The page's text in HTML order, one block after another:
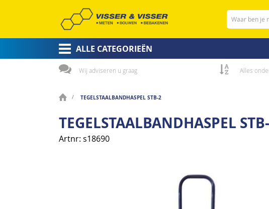
Zoeken
ALLE CATEGORIEËN
Wij adviseren u graag Alles
TEGELSTAALBANDHASPEL STB-2
TEGELSTAALBANDHASPEL
Artnr s18690